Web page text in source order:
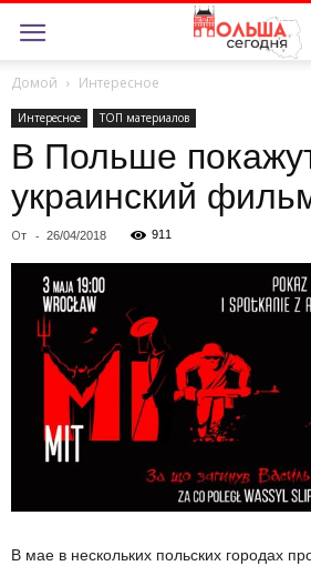
Домой Интересное
Интересное ТОП материалов
В Польше
украинский
От - 26/04/2018 911
В мае в нескольких польских городах